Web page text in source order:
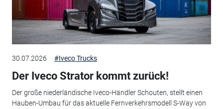
30.07.2026 #Iveco Trucks
Der Iveco Strator kommt zurück!
Der große niederländische Iveco-Händler Schouten, stellt einen
Hauben-Umbau für das aktuelle Fernverkehrsmodell S-Way von